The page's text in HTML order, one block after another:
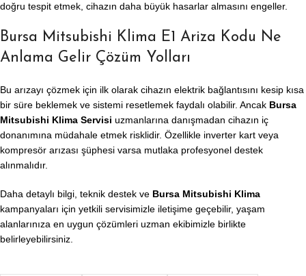
doğru tespit etmek, cihazın daha büyük hasarlar almasını engeller.
Bursa Mitsubishi Klima E1 Ariza Kodu Ne
Anlama Gelir Çözüm Yolları
Bu arızayı çözmek için ilk olarak cihazın elektrik bağlantısını kesip kısa
bir süre beklemek ve sistemi resetlemek faydalı olabilir. Ancak Bursa
Mitsubishi Klima Servisi uzmanlarına danışmadan cihazın iç
donanımına müdahale etmek risklidir. Özellikle inverter kart veya
kompresör arızası şüphesi varsa mutlaka profesyonel destek
alınmalıdır.
Daha detaylı bilgi, teknik destek ve Bursa Mitsubishi Klima
kampanyaları için yetkili servisimizle iletişime geçebilir, yaşam
alanlarınıza en uygun çözümleri uzman ekibimizle birlikte
belirleyebilirsiniz.